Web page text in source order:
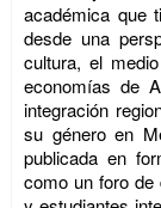
académica que
desde una
cultura, el
economías de
integración
su género en
publicada en
como un foro de